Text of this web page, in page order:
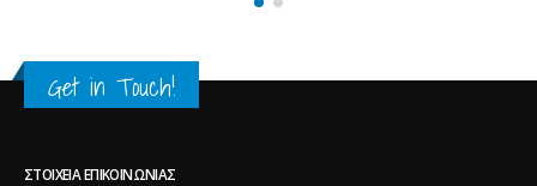
Get in Touch!
ΣΤΟΙΧΕΊΑ ΕΠΙΚΟΙΝΩΝΊΑΣ